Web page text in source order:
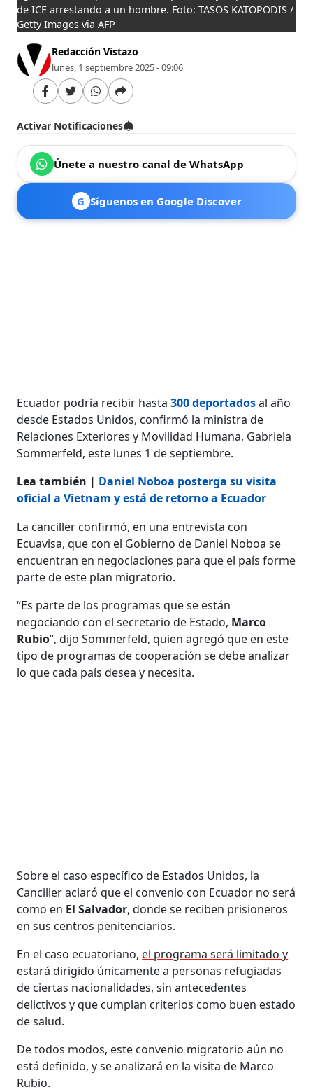
de ICE arrestando a un hombre. Foto: TASOS KATOPODIS /
Getty Images via AFP
Redacción Vistazo
lunes, 1 septiembre 2025 - 09:06
Activar Notificaciones
Únete a nuestro canal de WhatsApp
G Síguenos en Google Discover
Ecuador podría recibir hasta300 deportadosal año
desde Estados Unidos, confirmó la ministra de
Relaciones Exteriores y Movilidad Humana, Gabriela
Sommerfeld, este lunes 1 de septiembre.
Lea también | Daniel Noboa posterga su visita
oficial a Vietnam y está de retorno a Ecuador
La canciller confirmó, en una entrevista con
Ecuavisa, que con el Gobierno de Daniel Noboa se
encuentran en negociaciones para que el país forme
parte de este plan migratorio.
“Es parte de los programas que se están
negociando con el secretario de Estado, Marco
Rubio”, dijo Sommerfeld, quien agregó que en este
tipo de programas de cooperación se debe analizar
lo que cada país desea y necesita.
Sobre el caso específico de Estados Unidos, la
Canciller aclaró que el convenio con Ecuador no será
como en El Salvador, donde se reciben prisioneros
en sus centros penitenciarios.
En el caso ecuatoriano, el programa será limitado y
estará dirigido únicamente a personas refugiadas
de ciertas nacionalidades, sin antecedentes
delictivos y que cumplan criterios como buen estado
de salud.
De todos modos, este convenio migratorio aún no
está definido, y se analizará en la visita de Marco
Rubio.